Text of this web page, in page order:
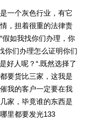
一个灰色行业，有它
，担着很重的法律责
假如我找你们办理，你
你们办理怎么证明你们
好人呢？“.既然选择了
要货比三家，这我是
我的客户一定要在我
家，毕竟谁的东西是
里都要发光133